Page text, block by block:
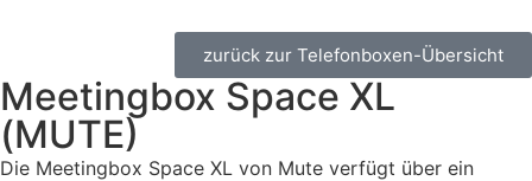
zurück zur Telefonboxen-Übersicht
Meetingbox Space XL
(MUTE)
Die Meetingbox Space XL von Mute verfügt über ein